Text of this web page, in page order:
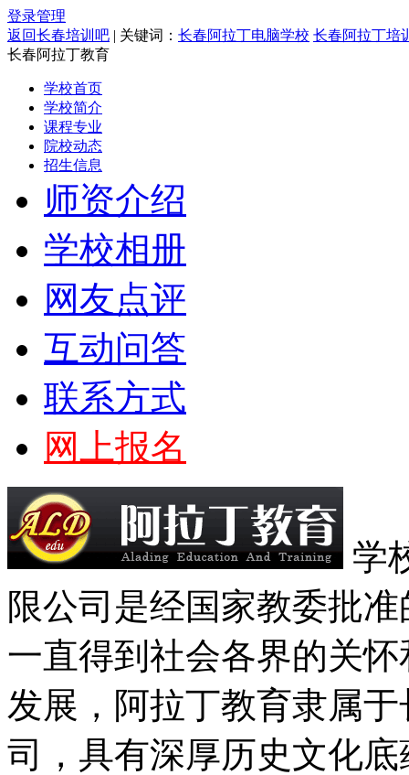
登录管理
返回长春培训吧 | 关键词： 长春阿拉丁电脑学校 长春阿拉丁培
长春阿拉丁教育
学校首页
学校简介
课程专业
院校动态
招生信息
师资介绍
学校相册
网友点评
互动问答
联系方式
网上报名
学
限公司是经国家教委批
一直得到社会各界的关
发展，阿拉丁教育隶属
司，具有深厚历史文化